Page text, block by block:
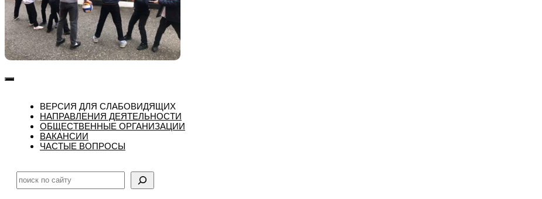
ВЕРСИЯ ДЛЯ СЛАБОВИДЯЩИХ
НАПРАВЛЕНИЯ ДЕЯТЕЛЬНОСТИ
ОБЩЕСТВЕННЫЕ ОРГАНИЗАЦИИ
ВАКАНСИИ
ЧАСТЫЕ ВОПРОСЫ